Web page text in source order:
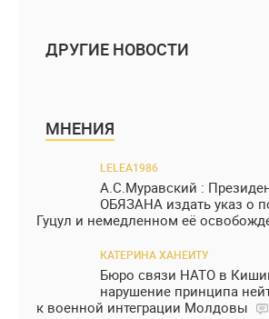
ДРУГИЕ НОВОСТИ
МНЕНИЯ
LELEA1986
А.С.Муравский :
ОБЯЗАНА издать указ о
Гуцул и немедленном её
КАТЕРИНА ХАНЕИТУ
Бюро связи НАТО в
нарушение принципа
к военной интеграции Молдовы